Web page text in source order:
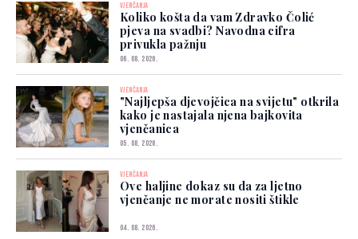
VJENČANJA
Koliko košta da vam Zdravko Čolić
pjeva na svadbi? Navodna cifra
privukla pažnju
06. 08. 2026.
VJENČANJA
"Najljepša djevojčica na svijetu" otkrila
kako je nastajala njena bajkovita
vjenčanica
05. 08. 2026.
VJENČANJA
Ove haljine dokaz su da za ljetno
vjenčanje ne morate nositi štikle
04. 08. 2026.